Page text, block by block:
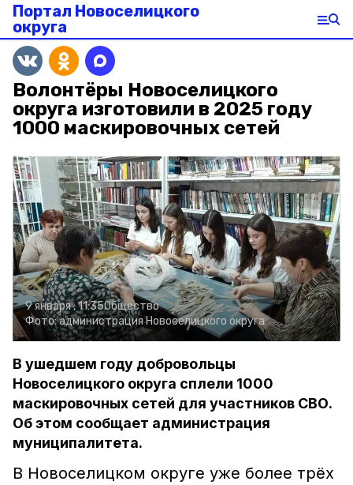
Портал Новоселицкого
округа
Волонтёры Новоселицкого
округа изготовили в 2025 году
1000 маскировочных сетей
9 января , 11:35Общество
Фото:администрация Новоселицкого округа
В ушедшем году добровольцы
Новоселицкого округа сплели 1000
маскировочных сетей для участников СВО.
Об этом сообщает администрация
муниципалитета.
В Новоселицком округе уже более трёх